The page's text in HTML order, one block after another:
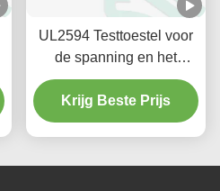
UL2594 Testtoestel voor
de spanning en het
koppel van kabels voor
voertuigpluggen en -
afspraken
Krijg Beste Prijs